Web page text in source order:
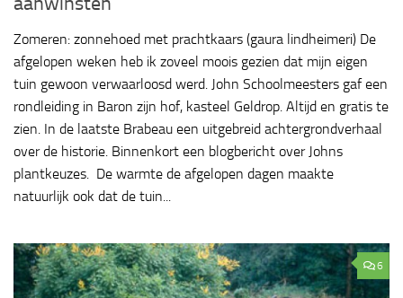
Zomeren: zonnehoed met prachtkaars (gaura lindheimeri) De
afgelopen weken heb ik zoveel moois gezien dat mijn eigen
tuin gewoon verwaarloosd werd. John Schoolmeesters gaf een
rondleiding in Baron zijn hof, kasteel Geldrop. Altijd en gratis te
zien. In de laatste Brabeau een uitgebreid achtergrondverhaal
over de historie. Binnenkort een blogbericht over Johns
plantkeuzes. De warmte de afgelopen dagen maakte
natuurlijk ook dat de tuin...
6